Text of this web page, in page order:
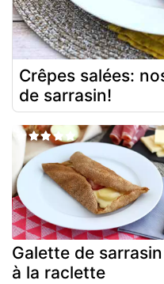
Crêpes salées:
de sarrasin!
Galette de sarrasin
à la raclette